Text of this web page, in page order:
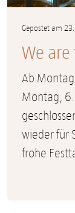
Gepostet am
We
Ab
Montag,
wieder für
frohe